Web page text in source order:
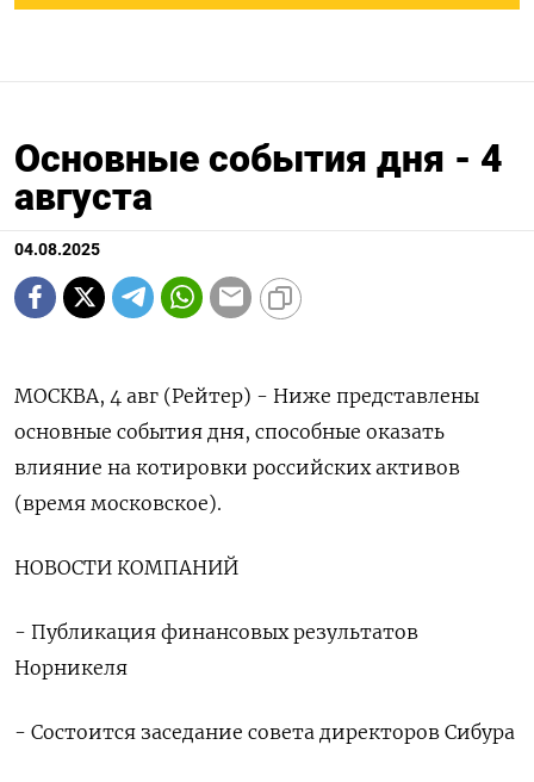
Основные события дня - 4
августа
04.08.2025
МОСКВА, 4 авг (Рейтер) - Ниже представлены
основные события дня, способные оказать
влияние на котировки российских активов
(время московское).
НОВОСТИ КОМПАНИЙ
- Публикация финансовых результатов
Норникеля
- Состоится заседание совета директоров Сибура